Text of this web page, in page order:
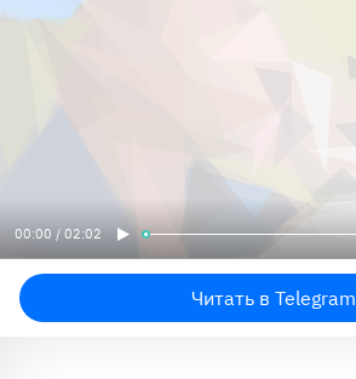
00:00 / 02:02
Читать в Telegram